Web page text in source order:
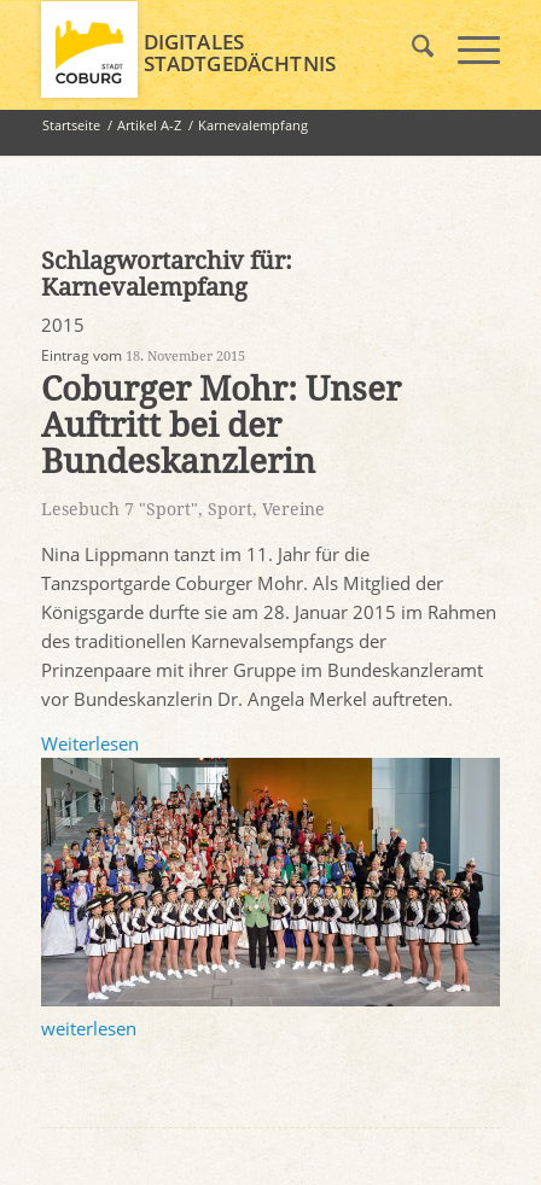
DIGITALES
STADTGEDÄCHTNIS
Startseite / Artikel A-Z / Karnevalempfang
Schlagwortarchiv für:
Karnevalempfang
2015
Eintrag vom 18. November 2015
Coburger Mohr: Unser
Auftritt bei der
Bundeskanzlerin
Lesebuch 7 "Sport", Sport, Vereine
Nina Lippmann tanzt im 11. Jahr für die
Tanzsportgarde Coburger Mohr. Als Mitglied der
Königsgarde durfte sie am 28. Januar 2015 im Rahmen
des traditionellen Karnevalsempfangs der
Prinzenpaare mit ihrer Gruppe im Bundeskanzleramt
vor Bundeskanzlerin Dr. Angela Merkel auftreten.
Weiterlesen
weiterlesen